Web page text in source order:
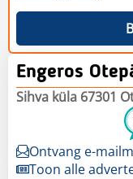
Engeros
Sihva küla 67301
Ontvang e-
Toon alle